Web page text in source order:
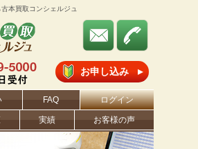
本買取コンシェルジュ
お申し込み
FAQ ログイン
実績 お客様の声